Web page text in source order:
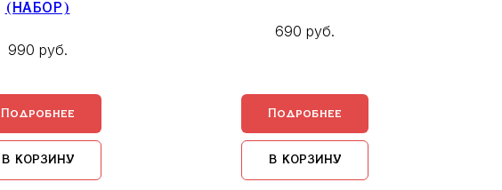
(НАБОР)
990 руб.
Подробнее
В КОРЗИНУ
690 руб.
Подробнее
В КОРЗИНУ